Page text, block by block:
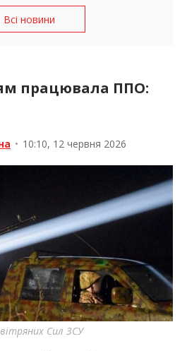
Всі новини
працювала ППО:
• 10:10, 12 червня 2026
Сил ЗСУ